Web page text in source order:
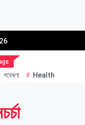
গবেষণা Health